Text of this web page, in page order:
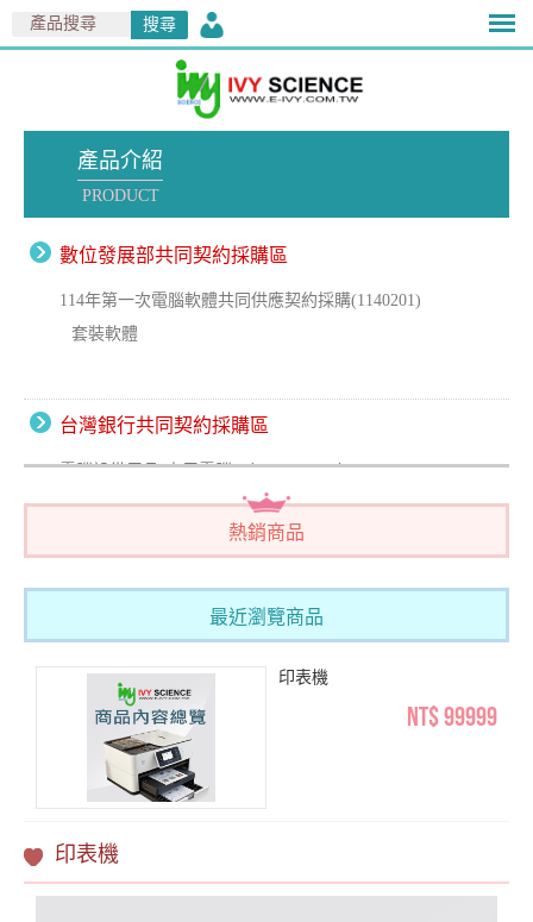
產品介紹
PRODUCT
數位發展部共同契約採購區
114年第一次電腦軟體共同供應契約採購(1140201)
套裝軟體
台灣銀行共同契約採購區
電腦設備用品(商用電腦)（LP5-113046）
個人電腦之主機
精簡型電腦
彩色數位相機及數位攝影機
電腦週邊設備用品（LP5-113013）
印表機
掃描器
不斷電系統
熱銷商品
最近瀏覽商品
印表機
NT$ 99999
印表機